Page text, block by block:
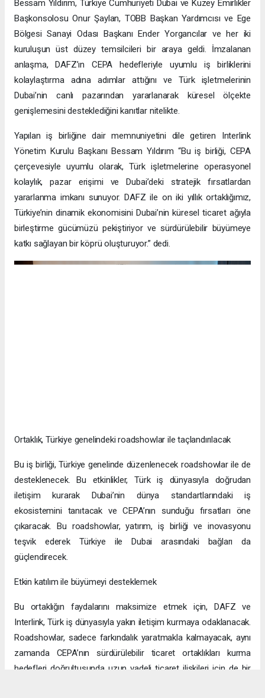
Bessam Yıldırım, Türkiye Cumhuriyeti Dubai ve Kuzey Emirlikler
Başkonsolosu Onur Şaylan, TOBB Başkan Yardımcısı ve Ege
Bölgesi Sanayi Odası Başkanı Ender Yorgancılar ve her iki
kuruluşun üst düzey temsilcileri bir araya geldi. İmzalanan
anlaşma, DAFZ’ın CEPA hedefleriyle uyumlu iş birliklerini
kolaylaştırma adına adımlar attığını ve Türk işletmelerinin
Dubai’nin canlı pazarından yararlanarak küresel ölçekte
genişlemesini desteklediğini kanıtlar nitelikte.
Yapılan iş birliğine dair memnuniyetini dile getiren Interlink
Yönetim Kurulu Başkanı Bessam Yıldırım “Bu iş birliği, CEPA
çerçevesiyle uyumlu olarak, Türk işletmelerine operasyonel
kolaylık, pazar erişimi ve Dubai’deki stratejik fırsatlardan
yararlanma imkanı sunuyor. DAFZ ile on iki yıllık ortaklığımız,
Türkiye’nin dinamik ekonomisini Dubai’nin küresel ticaret ağıyla
birleştirme gücümüzü pekiştiriyor ve sürdürülebilir büyümeye
katkı sağlayan bir köprü oluşturuyor.” dedi.
Ortaklık, Türkiye genelindeki roadshowlar ile taçlandırılacak
Bu iş birliği, Türkiye genelinde düzenlenecek roadshowlar ile de
desteklenecek. Bu etkinlikler, Türk iş dünyasıyla doğrudan
iletişim kurarak Dubai’nin dünya standartlarındaki iş
ekosistemini tanıtacak ve CEPA’nın sunduğu fırsatları öne
çıkaracak. Bu roadshowlar, yatırım, iş birliği ve inovasyonu
teşvik ederek Türkiye ile Dubai arasındaki bağları da
güçlendirecek.
Etkin katılım ile büyümeyi desteklemek
Bu ortaklığın faydalarını maksimize etmek için, DAFZ ve
Interlink, Türk iş dünyasıyla yakın iletişim kurmaya odaklanacak.
Roadshowlar, sadece farkındalık yaratmakla kalmayacak, aynı
zamanda CEPA’nın sürdürülebilir ticaret ortaklıkları kurma
hedefleri doğrultusunda uzun vadeli ticaret ilişkileri için de bir